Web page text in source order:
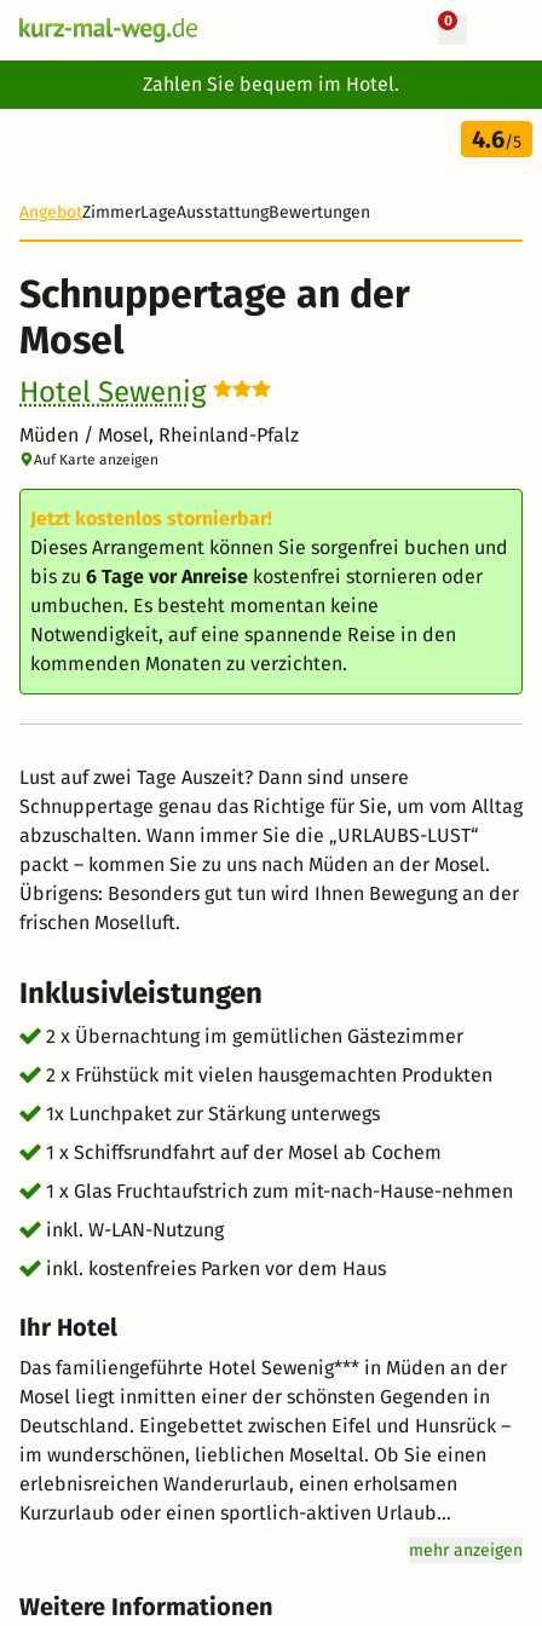
0
Zahlen Sie bequem im Hotel.
3 Tage
170 €
4.6/5
AngebotZimmerLageAusstattungBewertungen
Schnuppertage an der
Mosel
Hotel Sewenig
Müden / Mosel, Rheinland-Pfalz
Auf Karte anzeigen
Jetzt kostenlos stornierbar!
Dieses Arrangement können Sie sorgenfrei buchen und
bis zu 6 Tage vor Anreise kostenfrei stornieren oder
umbuchen. Es besteht momentan keine
Notwendigkeit, auf eine spannende Reise in den
kommenden Monaten zu verzichten.
Lust auf zwei Tage Auszeit? Dann sind unsere
Schnuppertage genau das Richtige für Sie, um vom Alltag
abzuschalten. Wann immer Sie die „URLAUBS-LUST“
packt – kommen Sie zu uns nach Müden an der Mosel.
Übrigens: Besonders gut tun wird Ihnen Bewegung an der
frischen Moselluft.
Inklusivleistungen
2 x Übernachtung im gemütlichen Gästezimmer
2 x Frühstück mit vielen hausgemachten Produkten
1x Lunchpaket zur Stärkung unterwegs
1 x Schiffsrundfahrt auf der Mosel ab Cochem
1 x Glas Fruchtaufstrich zum mit-nach-Hause-nehmen
inkl. W-LAN-Nutzung
inkl. kostenfreies Parken vor dem Haus
Ihr Hotel
Das familiengeführte Hotel Sewenig*** in Müden an der
Mosel liegt inmitten einer der schönsten Gegenden in
Deutschland. Eingebettet zwischen Eifel und Hunsrück –
im wunderschönen, lieblichen Moseltal. Ob Sie einen
erlebnisreichen Wanderurlaub, einen erholsamen
Kurzurlaub oder einen sportlich-aktiven Urlaub
Sewenig wohnt, der fühlt sich wohl und genießt die
mehr anzeigen
Weitere Informationen